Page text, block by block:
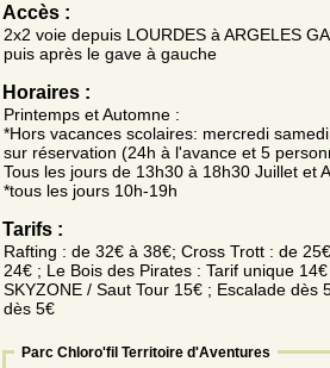
Accès :
2x2 voie depuis LOURDES à ARGELES
puis après le gave à gauche
Horaires :
Printemps et Automne :
*Hors vacances scolaires: mercredi
sur réservation (24h à l'avance et 5
Tous les jours de 13h30 à 18h30 Juillet et
*tous les jours 10h-19h
Tarifs :
Rafting : de 32€ à 38€; Cross Trott : de
24€ ; Le Bois des Pirates : Tarif unique
SKYZONE / Saut Tour 15€ ; Escalade dès
dès 5€
Parc Chloro'fil Territoire d'Aventures